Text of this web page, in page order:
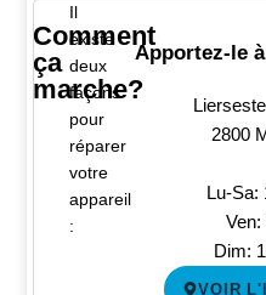
Comment
ça
marche?
Il
existe
deux
façons
pour
réparer
votre
appareil
:
Apportez-le
2800
Lu-Sa:
Dim:
VOIR